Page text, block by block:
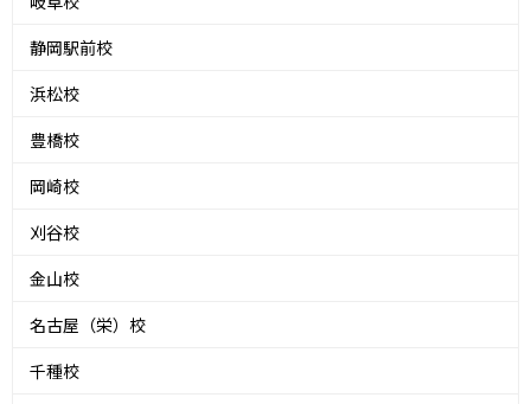
静岡駅前校
浜松校
豊橋校
岡崎校
刈谷校
金山校
名古屋（栄）校
千種校